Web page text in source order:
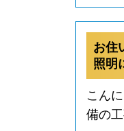
お住
照明
こん
備の